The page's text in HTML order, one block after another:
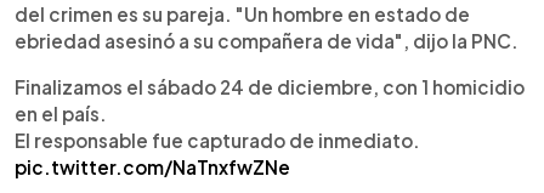
del crimen es su pareja. "Un hombre en estado de
ebriedad asesinó a su compañera de vida", dijo la PNC.
Finalizamos el sábado 24 de diciembre, con 1 homicidio
en el país.
El responsable fue capturado de inmediato.
pic.twitter.com/NaTnxfwZNe